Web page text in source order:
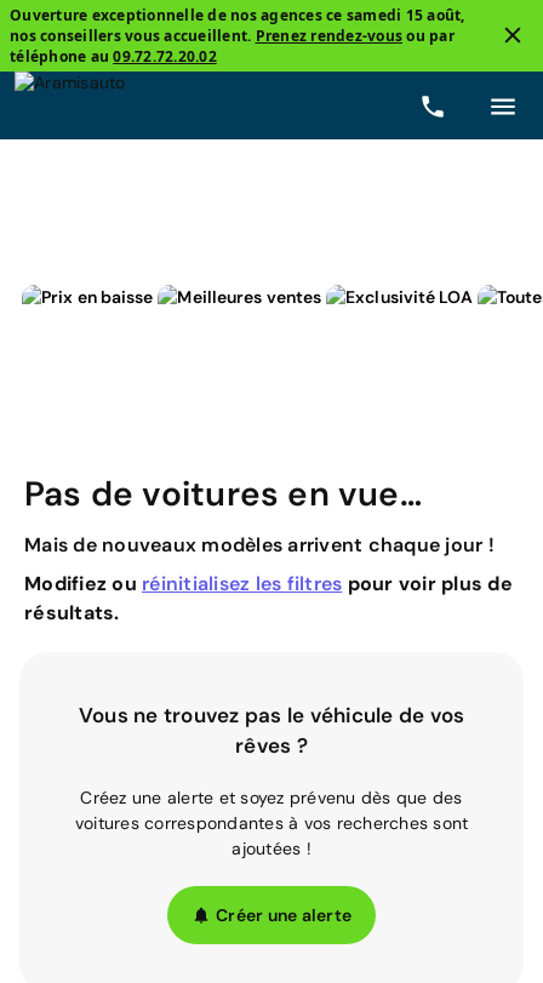
Ouverture exceptionnelle de nos agences ce samedi 15 août,
nos conseillers vous accueillent. Prenez rendez-vousou par
téléphone au09.72.72.20.02
Carburants Boîtes
Pas de voitures en vue…
Mais de nouveaux modèles arrivent chaque jour !
Modifiez ou réinitialisez les filtres pour voir plus de
résultats.
Vous ne trouvez pas le véhicule de vos
rêves ?
Créez une alerte et soyez prévenu dès que des
voitures correspondantes à vos recherches sont
ajoutées !
Créer une alerte